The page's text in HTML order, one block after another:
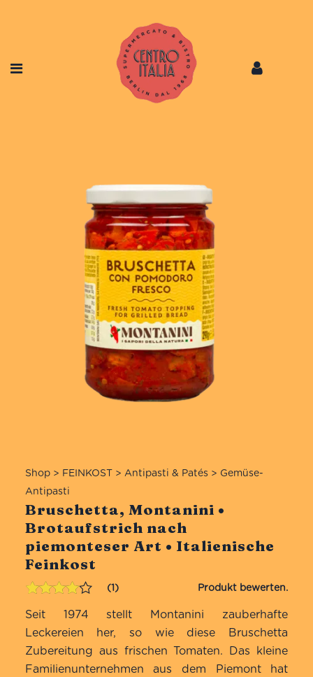
Shop> FEINKOST> Antipasti & Patés> Gemüse-
Antipasti
Bruschetta, Montanini •
Brotaufstrich nach
piemonteser Art • Italienische
Feinkost
mit4.00
von 5,
basierend
auf
Kundenbewertung
1
Seit 1974 stellt Montanini zauberhafte
Leckereien her, so wie diese Bruschetta
Zubereitung aus frischen Tomaten. Das kleine
Familienunternehmen aus dem Piemont hat